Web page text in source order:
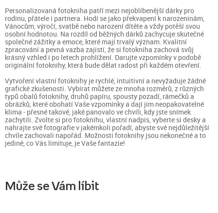
Personalizovaná fotokniha patří mezi nejoblíbenější dárky pro
rodinu, přátele i partnera. Hodí se jako překvapení k narozeninám,
Vánocům, výročí, svatbě nebo narození dítěte a vždy potěší svou
osobní hodnotou. Na rozdíl od běžných dárků zachycuje skutečné
společné zážitky a emoce, které mají trvalý význam. Kvalitní
zpracování a pevná vazba zajistí, že si fotokniha zachová svůj
krásný vzhled i po letech prohlížení. Darujte vzpomínky v podobě
originální fotoknihy, která bude dělat radost při každém otevření.
Vytvoření vlastní fotoknihy je rychlé, intuitivní a nevyžaduje žádné
grafické zkušenosti. Vybírat můžete ze mnoha rozměrů, z různých
typů obalů fotoknihy, druhů papíru, spousty pozadí, rámečků a
obrázků, které obohatí Vaše vzpomínky a dají jim neopakovatelné
klima - přesné takové, jaké panovalo ve chvíli, kdy jste snímek
zachytili. Zvolte si pro fotoknihu, vlastní nadpis, vyberte si desky a
nahrajte své fotografie v jakémkoli pořadí, abyste své nejdůležitější
chvíle zachovali napořád. Možnosti fotoknihy jsou nekonečné a to
jediné, co Vás limituje, je Vaše fantazie!
Může se Vám líbit